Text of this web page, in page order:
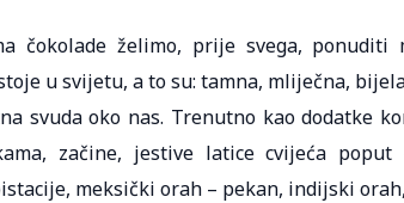
čokolade želimo, prije svega, ponuditi
u svijetu, a to su: tamna, mliječna,
svuda oko nas. Trenutno kao dodatke
začine, jestive latice cvijeća
meksički orah – pekan, indijski